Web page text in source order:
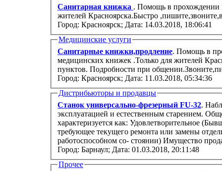
Санитарная книжка . Помощь в прохождении
жителей Красноярска.Быстро
Город: Красноярск; Дата: 14.03.2018, 18:06:41
Медицинские услуги
Санитарные книжки,продление. Помощь в
медицинских книжек .Только для жителей
пунктов. Подробности при
Город: Красноярск; Дата: 11.03.2018, 05:34:36
Дистрибьюторы и продавцы
Станок универсально-фрезерный FU-32.
эксплуатацией и естественным старением.
характеризуется как: Удовлетворительное
требующее текущего ремонта или замены
работоспособном со- стоянии)
Город: Барнаул; Дата: 01.03.2018, 20:11:48
Прочее